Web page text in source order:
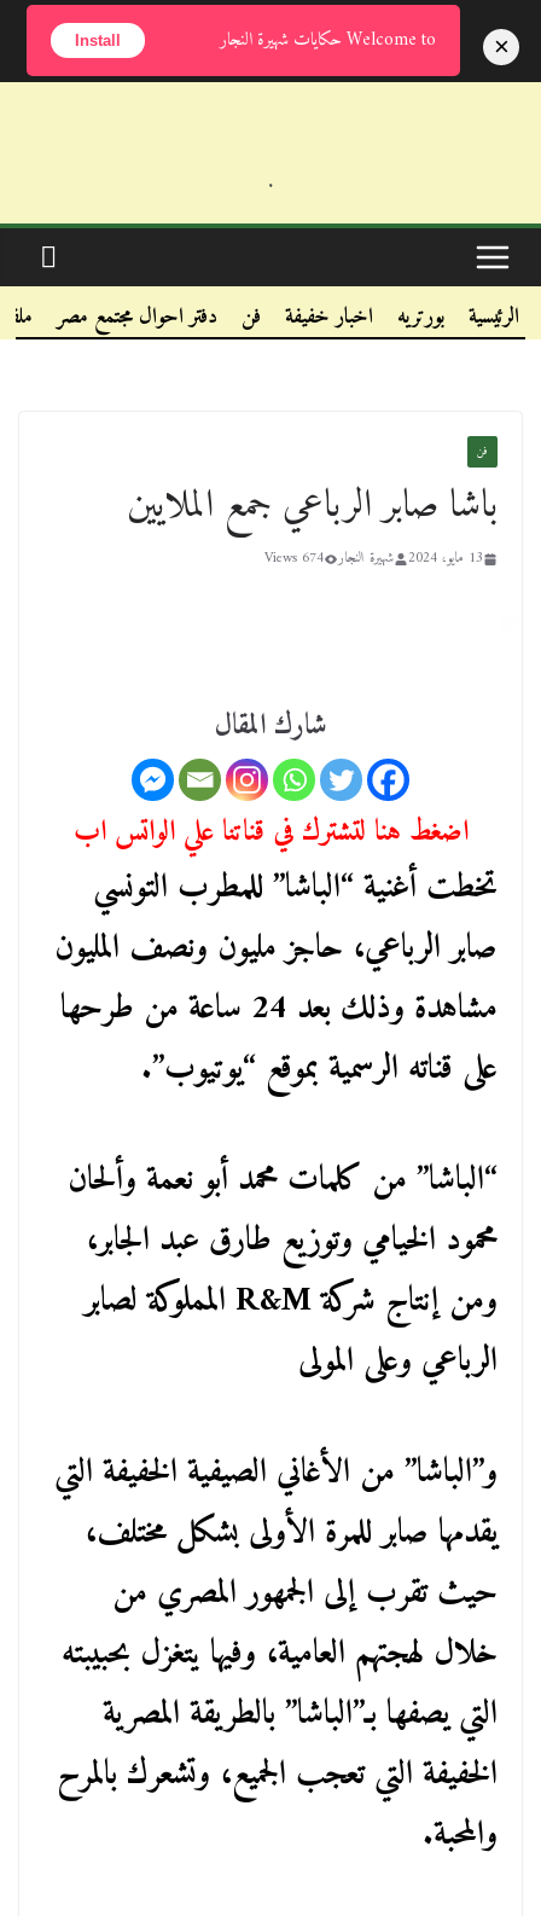
الجمعة, أغسطس 7, 2026
.
.
.
الرئيسية بورتريه اخبار خفيفة فن دفتر احوال مجتمع مصر
فن
باشا صابر الرباعي جمع الملايين
13 مايو، 2024 شهيرة النجار 674 Views
شارك المقال
اضغط هنا لتشترك في قناتنا علي الواتس اب
تخطت أغنية “الباشا” للمطرب التونسي
صابر الرباعي، حاجز مليون ونصف المليون
مشاهدة وذلك بعد 24 ساعة من طرحها
على قناته الرسمية بموقع “يوتيوب”.
“الباشا” من كلمات محمد أبو نعمة وألحان
محمود الخيامي وتوزيع طارق عبد الجابر،
ومن إنتاج شركة R&M المملوكة لصابر
الرباعي وعلى المولى
و”الباشا” من الأغاني الصيفية الخفيفة التي
يقدمها صابر للمرة الأولى بشكل مختلف،
حيث تقرب إلى الجمهور المصري من
خلال لهجتهم العامية، وفيها يتغزل بحبيبته
التي يصفها بـ”الباشا” بالطريقة المصرية
الخفيفة التي تعجب الجميع، وتشعرك بالمرح
والمحبة.
Welcome to حكايات شهيرة النجار Install ×